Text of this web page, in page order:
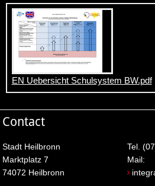
EN Uebersicht Schulsystem BW.pdf
Contact
Stadt Heilbronn
Marktplatz 7
74072 Heilbronn
Tel.
Mail: